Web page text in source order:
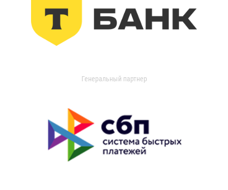
Генеральный партнер